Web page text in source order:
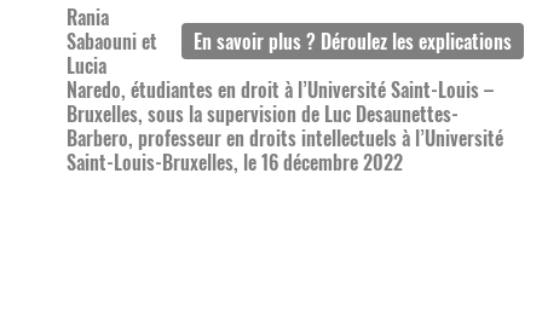
Rania
Sabaouni et
Lucia
Naredo, étudiantes en droit à l’Université Saint-Louis –
Bruxelles, sous la supervision de Luc Desaunettes-
Barbero, professeur en droits intellectuels à l’Université
Saint-Louis-Bruxelles, le 16 décembre 2022